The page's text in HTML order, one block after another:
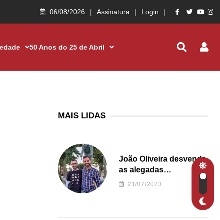
06/08/2026 Assinatura Login
50 Anos do 25 de Abril
MAIS LIDAS
João Oliveira desvenda
as alegadas
irregularidades da
Junta de Freguesia S.
21/07/2023